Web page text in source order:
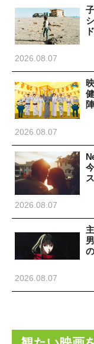
2026.08.07
2026.08.07
2026.08.07
2026.08.07